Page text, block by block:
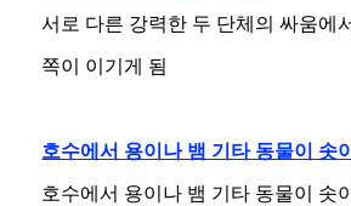
서로 다른 강력한 두 단체의 싸움에
쪽이 이기게 됨
호수에서 용이나 뱀 기타 동물이 솟
호수에서 용이나 뱀 기타 동물이 솟